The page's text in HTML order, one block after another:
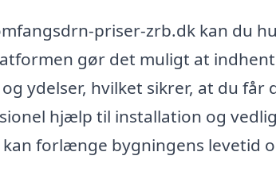
priser-zrb.dk kan du
gør det muligt at
ydelser, hvilket sikrer, at du
hjælp til installation og
forlænge bygningens levetid